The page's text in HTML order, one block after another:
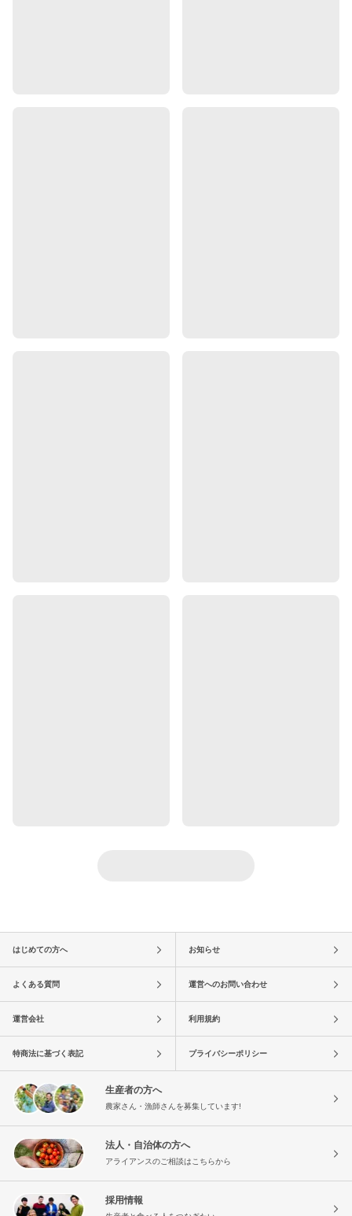
はじめての方へ お知らせ
よくある質問 運営へのお問い合わせ
運営会社 利用規約
特商法に基づく表記 プライバシーポリシー
生産者の方へ
農家さん・漁師さんを募集しています!
法人・自治体の方へ
アライアンスのご相談はこちらから
採用情報